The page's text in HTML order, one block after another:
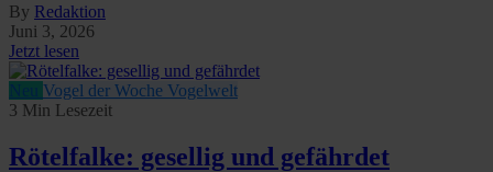
By Redaktion
Juni 3, 2026
Jetzt lesen
Vogel der Woche Vogelwelt
3 Min Lesezeit
Rötelfalke: gesellig und gefährdet